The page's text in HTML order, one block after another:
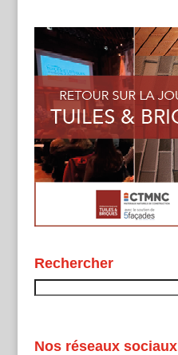
Rechercher
Nos réseaux sociaux